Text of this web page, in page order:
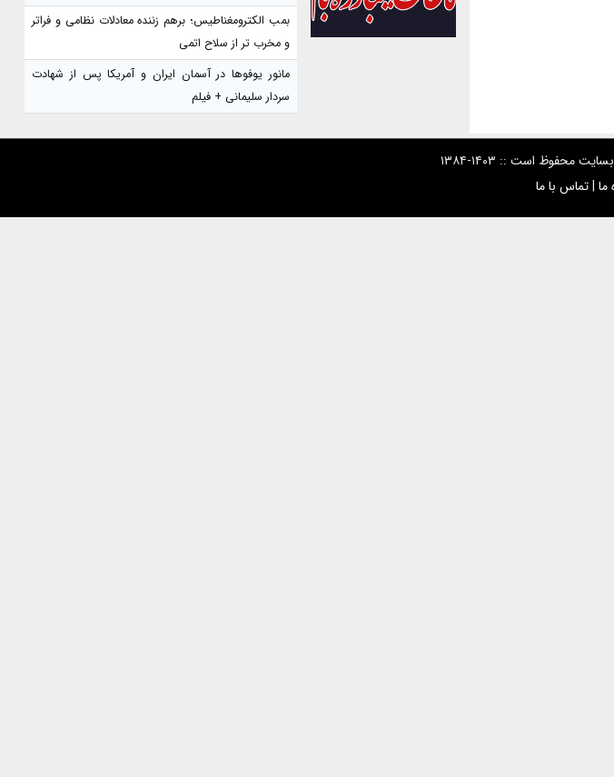
بمب الکترومغناطیس؛ برهم زننده معادلات نظامی و فراتر
و مخرب تر از سلاح اتمی
مانور یوفوها در آسمان ایران و آمریکا پس از شهادت
سردار سلیمانی + فیلم
محفوظ است :: ۱۴۰۳-۱۳۸۴
ما |تماس با ما